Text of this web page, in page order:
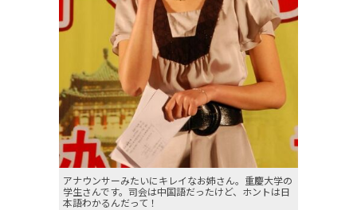
アナウンサーみたいにキレイなお姉さん。重慶大学の
学生さんです。司会は中国語だったけど、ホントは日
本語わかるんだって！